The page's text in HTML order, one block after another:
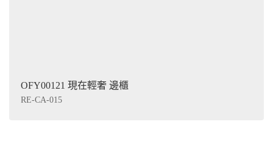
OFY00121 現在輕奢 邊櫃
RE-CA-015